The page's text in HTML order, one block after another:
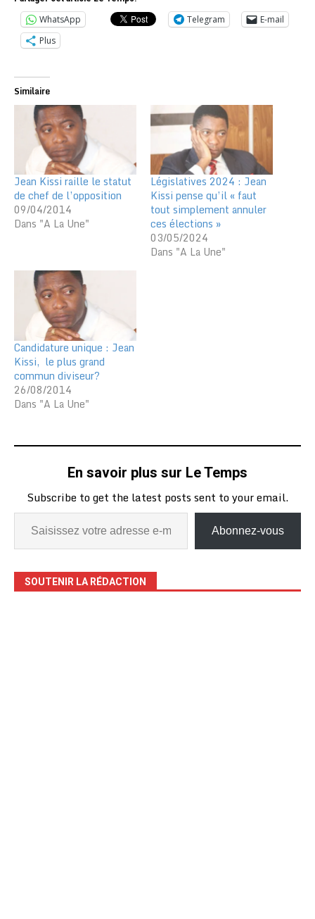
WhatsApp Telegram
E-mail
Plus
Similaire
Jean Kissi raille le statut
de chef de l’opposition
09/04/2014
Dans "A La Une"
Législatives 2024 : Jean
Kissi pense qu’il « faut
tout simplement annuler
ces élections »
03/05/2024
Dans "A La Une"
Candidature unique : Jean
Kissi, le plus grand
commun diviseur?
26/08/2014
Dans "A La Une"
En savoir plus sur Le Temps
Subscribe to get the latest posts sent to your email.
Abonnez-vous
SOUTENIR LA RÉDACTION